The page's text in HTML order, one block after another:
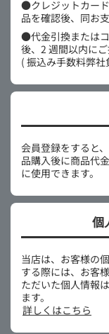
●クレジットカー
品を確認後、同お
●代金引換または
後、2 週間以内に
( 振込み手数料弊社
会員登録をすると
品購入後に商品代
に使用できます。
個
当店は、お客様の
する際には、お客
ただいた個人情報
ます。
詳しくはこちら